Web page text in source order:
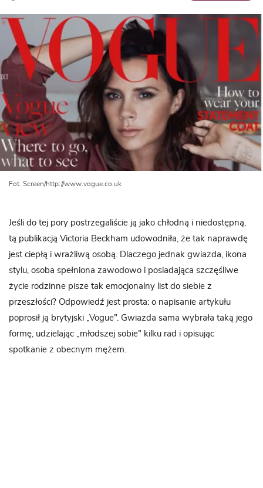
Fot. Screen/http://www.vogue.co.uk
Jeśli do tej pory postrzegaliście ją jako chłodną i niedostępną,
tą publikacją Victoria Beckham udowodniła, że tak naprawdę
jest ciepłą i wrażliwą osobą. Dlaczego jednak gwiazda, ikona
stylu, osoba spełniona zawodowo i posiadająca szczęśliwe
życie rodzinne pisze tak emocjonalny list do siebie z
przeszłości? Odpowiedź jest prosta: o napisanie artykułu
poprosił ją brytyjski „Vogue”. Gwiazda sama wybrała taką jego
formę, udzielając „młodszej sobie” kilku rad i opisując
spotkanie z obecnym mężem.